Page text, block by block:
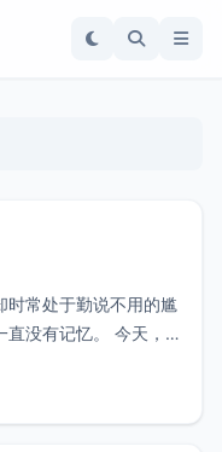
时常处于勤说不用的尴
忆。 今天，螃
的思想理念，才能在